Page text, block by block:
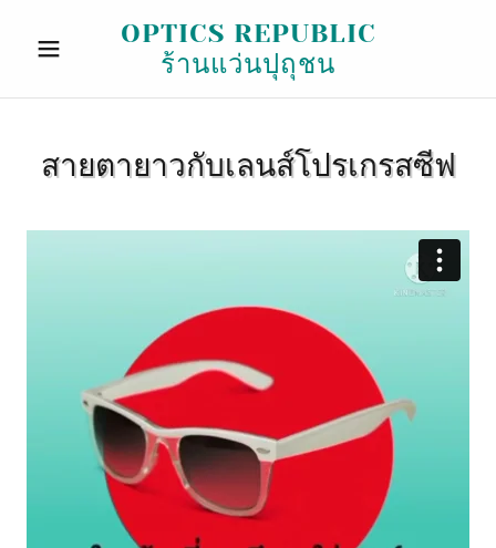
OPTICS REPUBLIC
ร้านแว่นปุถุชน
สายตายาวกับเลนส์โปรเกรสซีฟ